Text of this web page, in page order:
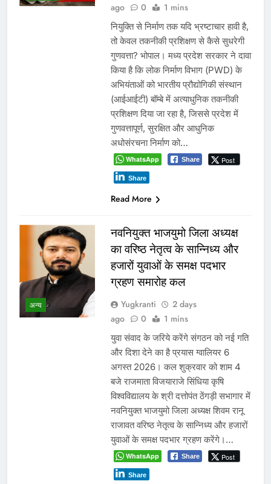
ago
0 1 mins
नियुक्ति से निर्माण तक यदि भ्रष्टाचार हावी है,
तो केवल तकनीकी प्रशिक्षण से कैसे सुधरेगी
गुणवत्ता? भोपाल। मध्य प्रदेश सरकार ने दावा
किया है कि लोक निर्माण विभाग (PWD) के
अभियंताओं को भारतीय प्रौद्योगिकी संस्थान
(आईआईटी) बॉम्बे में अत्याधुनिक तकनीकी
प्रशिक्षण दिया जा रहा है, जिससे प्रदेश में
गुणवत्तापूर्ण, सुरक्षित और आधुनिक
अधोसंरचना निर्माण को…
WhatsApp Share Post
Share
Read More
अन्य
नवनियुक्त भाजयुमो जिला अध्यक्ष
का वरिष्ठ नेतृत्व के सान्निध्य और
हजारों युवाओं के समक्ष पदभार
ग्रहण समारोह कल
Yugkranti
2 days
ago
0 1 mins
युवा संवाद के जरिये करेंगे संगठन को नई गति
और दिशा देने का है प्रयास ग्वालियर 6
अगस्त 2026। कल शुक्रवार को शाम 4
बजे राजमाता विजयाराजे सिंधिया कृषि
विश्वविद्यालय के श्री दत्तोपंत ठेंगड़ी सभागार में
नवनियुक्त भाजयुमो जिला अध्यक्ष शिवम रानू
राजावत वरिष्ठ नेतृत्व के सान्निध्य और हजारों
युवाओं के समक्ष पदभार ग्रहण करेंगे।…
WhatsApp Share Post
Share